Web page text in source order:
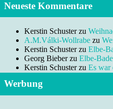
Neueste Kommentare
Kerstin Schusterzu
A.M.Válki-Wollrabe zu
Kerstin Schusterzu Elbe-
Georg Bieberzu Elbe-
Kerstin Schusterzu Es war
Werbung